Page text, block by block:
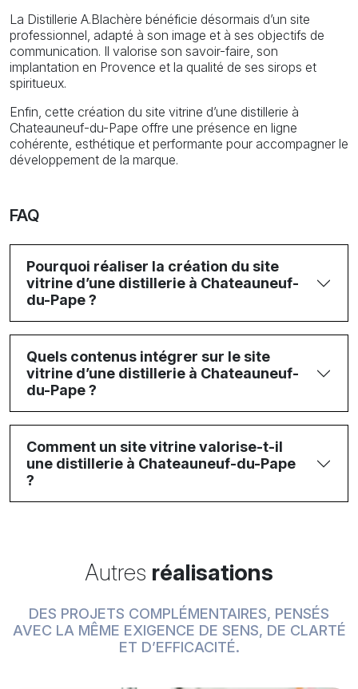
La Distillerie A.Blachère bénéficie désormais d’un site
professionnel, adapté à son image et à ses objectifs de
communication. Il valorise son savoir-faire, son
implantation en Provence et la qualité de ses sirops et
spiritueux.
Enfin, cette création du site vitrine d’une distillerie à
Chateauneuf-du-Pape offre une présence en ligne
cohérente, esthétique et performante pour accompagner le
développement de la marque.
FAQ
Pourquoi réaliser la création du site
vitrine d’une distillerie à Chateauneuf-
du-Pape ?
Quels contenus intégrer sur le site
vitrine d’une distillerie à Chateauneuf-
du-Pape ?
Comment un site vitrine valorise-t-il
une distillerie à Chateauneuf-du-Pape
?
Autres réalisations
DES PROJETS COMPLÉMENTAIRES, PENSÉS
AVEC LA MÊME EXIGENCE DE SENS, DE CLARTÉ
ET D’EFFICACITÉ.